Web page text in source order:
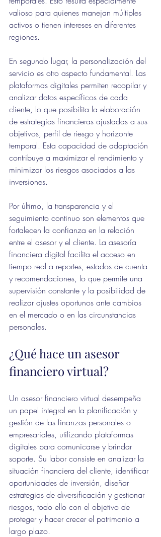
valioso para quienes manejan múltiples
activos o tienen intereses en diferentes
regiones.
En segundo lugar, la personalización del
servicio es otro aspecto fundamental. Las
plataformas digitales permiten recopilar y
analizar datos específicos de cada
cliente, lo que posibilita la elaboración
de estrategias financieras ajustadas a sus
objetivos, perfil de riesgo y horizonte
temporal. Esta capacidad de adaptación
contribuye a maximizar el rendimiento y
minimizar los riesgos asociados a las
inversiones.
Por último, la transparencia y el
seguimiento continuo son elementos que
fortalecen la confianza en la relación
entre el asesor y el cliente. La asesoría
financiera digital facilita el acceso en
tiempo real a reportes, estados de cuenta
y recomendaciones, lo que permite una
supervisión constante y la posibilidad de
realizar ajustes oportunos ante cambios
en el mercado o en las circunstancias
personales.
¿Qué hace un asesor
financiero virtual?
Un asesor financiero virtual desempeña
un papel integral en la planificación y
gestión de las finanzas personales o
empresariales, utilizando plataformas
digitales para comunicarse y brindar
soporte. Su labor consiste en analizar la
situación financiera del cliente, identificar
oportunidades de inversión, diseñar
estrategias de diversificación y gestionar
riesgos, todo ello con el objetivo de
proteger y hacer crecer el patrimonio a
largo plazo.